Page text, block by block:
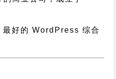
好的 WordPress 综合